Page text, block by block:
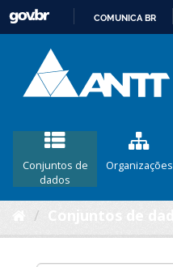
COMUNICA BR
Conjuntos de
dados
Organizações